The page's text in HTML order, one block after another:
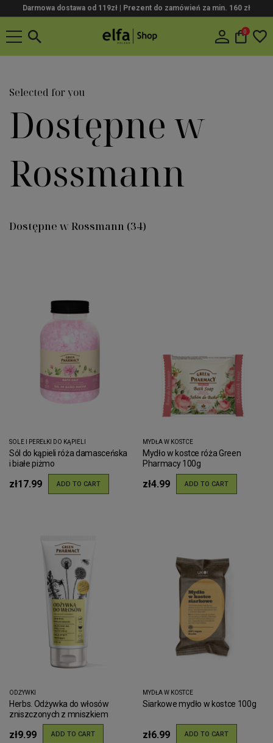
Darmowa dostawa od 119zł | Prezent do zamówień za min. 160 zł
0
Selected for you
Dostępne w
Rossmann
Dostępne w Rossmann (34)
SOLE I PEREŁKI DO KĄPIELI
Sól do kąpieli róża damasceńska
i białe piżmo
zł17.99 ADD TO CART
MYDŁA W KOSTCE
Mydło w kostce róża Green
Pharmacy 100g
zł4.99 ADD TO CART
ODŻYWKI
Herbs. Odżywka do włosów
zniszczonych z mniszkiem
lekarskim
zł9.99 ADD TO CART
MYDŁA W KOSTCE
Siarkowe mydło w kostce 100g
zł6.99 ADD TO CART